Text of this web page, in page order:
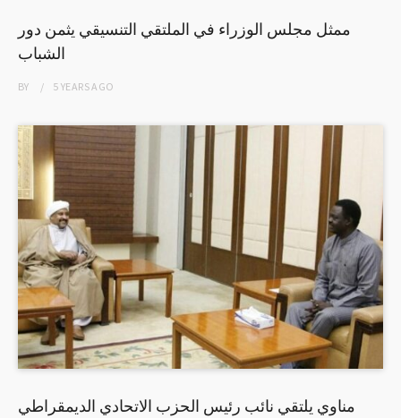
ممثل مجلس الوزراء في الملتقي التنسيقي يثمن دور
الشباب
BY 5 YEARSAGO
مناوي يلتقي نائب رئيس الحزب الاتحادي الديمقراطي